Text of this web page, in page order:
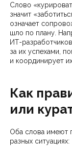
Слово
значит
означает
шло по плану.
ИТ-
за их успехами,
и координирует
Как
или
Оба слова имеют
разных ситуациях: